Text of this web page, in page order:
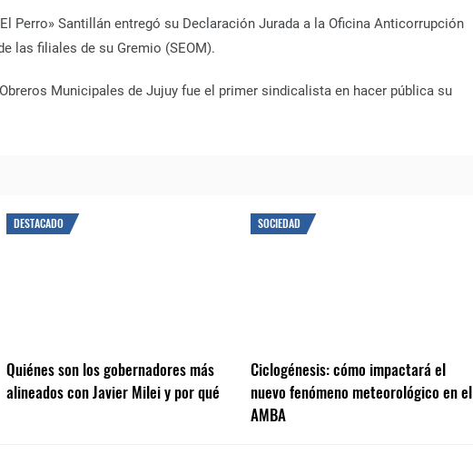
Perro» Santillán entregó su Declaración Jurada a la Oficina Anticorrupción
las filiales de su Gremio (SEOM).
Municipales de Jujuy fue el primer sindicalista en hacer pública su
DESTACADO
Quiénes son los gobernadores más
alineados con Javier Milei y por qué
SOCIEDAD
Ciclogénesis: cómo impactará el
nuevo fenómeno meteorológico en el
AMBA